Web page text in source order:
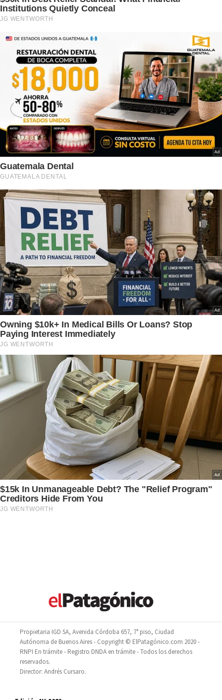
Propietaria IGD SA, Avenida Córdoba 657, 7° piso, Ciudad
Autónoma de Buenos Aires - Copyright © ElPatagónico.com 2020 -
RNPI En trámite - Registro DNDA en trámite - Todos los derechos
reservados.
Director: Andrés Cursaro.